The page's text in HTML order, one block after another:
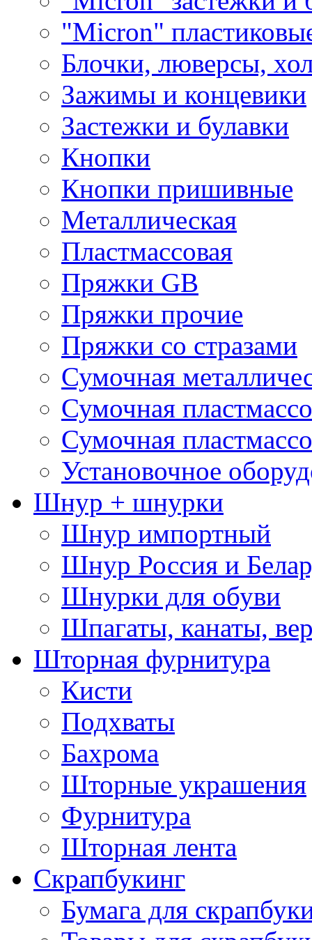
"Micron"
Блочки, люверсы,
Зажимы и концевики
Застежки и булавки
Кнопки
Кнопки пришивные
Металлическая
Пластмассовая
Пряжки GB
Пряжки прочие
Пряжки со стразами
Сумочная
Сумочная
Сумочная
Установочное
Шнур + шнурки
Шнур импортный
Шнур Россия и
Шнурки для обуви
Шпагаты, канаты,
Шторная фурнитура
Кисти
Подхваты
Бахрома
Шторные украшения
Фурнитура
Шторная лента
Скрапбукинг
Бумага для